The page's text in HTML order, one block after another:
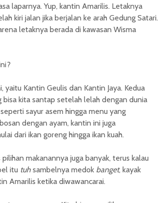
laparnya. Yup, kantin Amarilis. Letaknya
kiri jalan jika berjalan ke arah Gedung Satari.
letaknya berada di kawasan Wisma
Kantin Geulis dan Kantin Jaya. Kedua
kita santap setelah lelah dengan dunia
sayur asem hingga menu yang
dengan ayam, kantin ini juga
dari ikan goreng hingga ikan kuah.
pilihan makanannya juga banyak, terus kalau
itu tuh sambelnya medok banget, kayak
Amarilis ketika diwawancarai.